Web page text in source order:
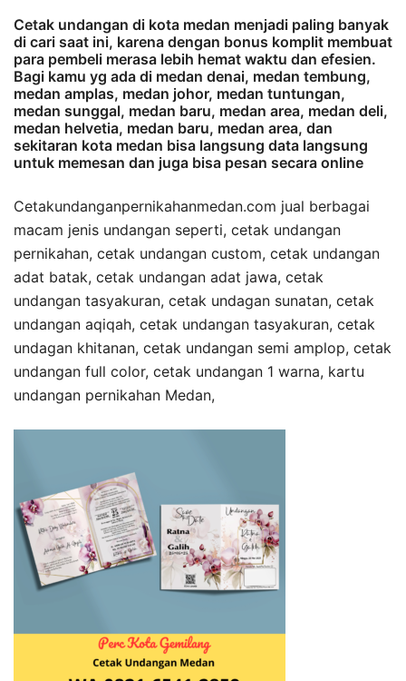
Cetak undangan di kota medan menjadi paling banyak
di cari saat ini, karena dengan bonus komplit membuat
para pembeli merasa lebih hemat waktu dan efesien.
Bagi kamu yg ada di medan denai, medan tembung,
medan amplas, medan johor, medan tuntungan,
medan sunggal, medan baru, medan area, medan deli,
medan helvetia, medan baru, medan area, dan
sekitaran kota medan bisa langsung data langsung
untuk memesan dan juga bisa pesan secara online
Cetakundanganpernikahanmedan.com jual berbagai
macam jenis undangan seperti, cetak undangan
pernikahan, cetak undangan custom, cetak undangan
adat batak, cetak undangan adat jawa, cetak
undangan tasyakuran, cetak undagan sunatan, cetak
undangan aqiqah, cetak undangan tasyakuran, cetak
undagan khitanan, cetak undangan semi amplop, cetak
undangan full color, cetak undangan 1 warna, kartu
undangan pernikahan Medan,